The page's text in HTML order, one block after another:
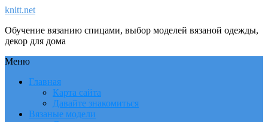
knitt.net
Обучение вязанию спицами, выбор моделей вязаной одежды,
декор для дома
Меню
Главная
Карта сайта
Давайте знакомиться
Вязаные модели